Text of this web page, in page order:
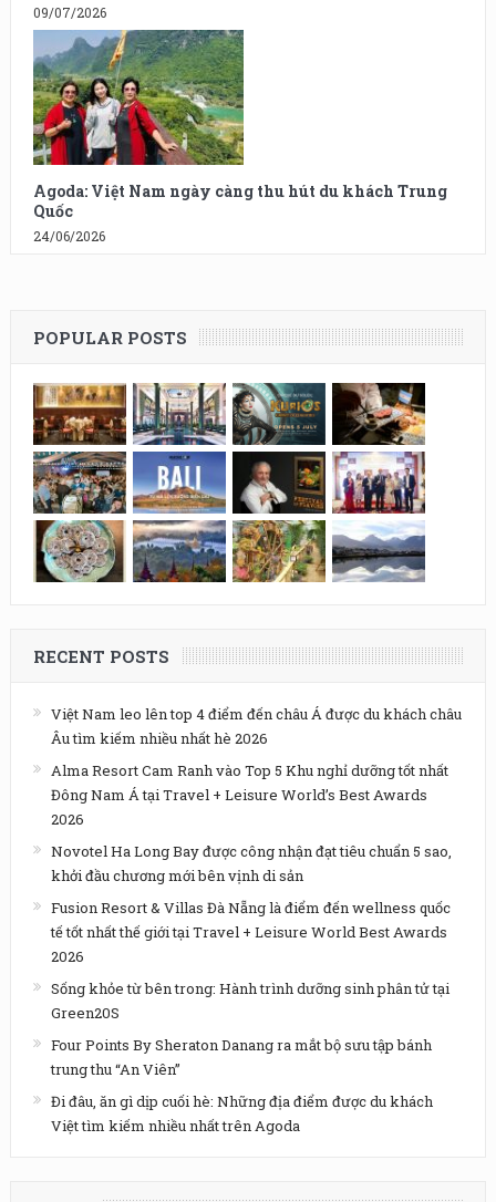
09/07/2026
Agoda: Việt Nam ngày càng thu hút du khách Trung
Quốc
24/06/2026
POPULAR POSTS
RECENT POSTS
Việt Nam leo lên top 4 điểm đến châu Á được du khách châu
Âu tìm kiếm nhiều nhất hè 2026
Alma Resort Cam Ranh vào Top 5 Khu nghỉ dưỡng tốt nhất
Đông Nam Á tại Travel + Leisure World’s Best Awards
2026
Novotel Ha Long Bay được công nhận đạt tiêu chuẩn 5 sao,
khởi đầu chương mới bên vịnh di sản
Fusion Resort & Villas Đà Nẵng là điểm đến wellness quốc
tế tốt nhất thế giới tại Travel + Leisure World Best Awards
2026
Sống khỏe từ bên trong: Hành trình dưỡng sinh phân tử tại
Green20S
Four Points By Sheraton Danang ra mắt bộ sưu tập bánh
trung thu “An Viên”
Đi đâu, ăn gì dịp cuối hè: Những địa điểm được du khách
Việt tìm kiếm nhiều nhất trên Agoda